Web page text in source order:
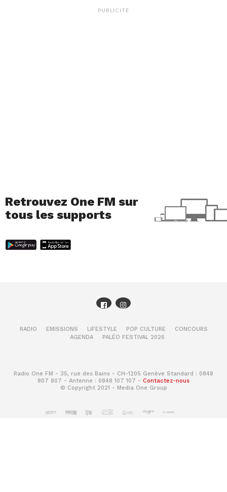
PUBLICITÉ
Retrouvez One FM sur
tous les supports
RADIO EMISSIONS LIFESTYLE POP CULTURE
CONCOURS
AGENDA
PALÉO FESTIVAL 2026
Radio One FM - 35, rue des Bains - CH-1205 Genève Standard : 0848
807 807 - Antenne : 0848 107 107 - Contactez-nous
© Copyright 2021 - Media One Group